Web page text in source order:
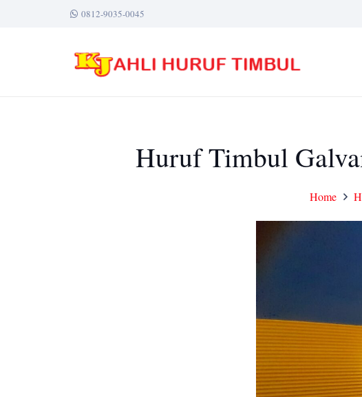
0812-9035-0045
Huruf Timbul
Home